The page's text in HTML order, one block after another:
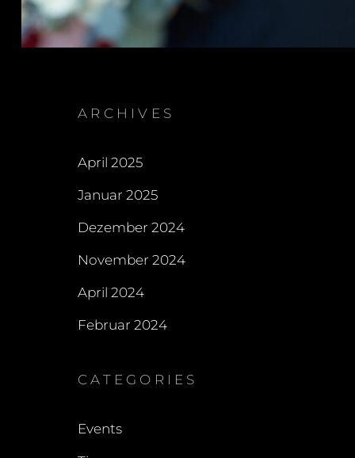
ARCHIVES
April 2025
Januar 2025
Dezember 2024
November 2024
April 2024
Februar 2024
CATEGORIES
Events